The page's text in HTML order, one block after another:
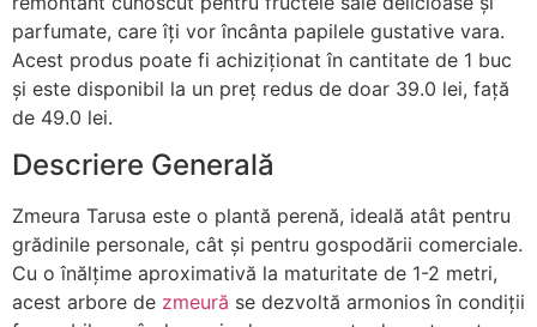
parfumate, care îți vor încânta papilele gustative vara.
Acest produs poate fi achiziționat în cantitate de 1 buc
și este disponibil la un preț redus de doar 39.0 lei, față
de 49.0 lei.
Descriere Generală
Zmeura Tarusa este o plantă perenă, ideală atât pentru
grădinile personale, cât și pentru gospodării comerciale.
Cu o înălțime aproximativă la maturitate de 1-2 metri,
acest arbore de zmeură se dezvoltă armonios în condiții